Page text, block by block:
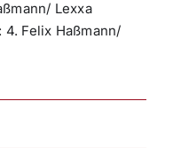
Lexxa
Felix Haßmann/